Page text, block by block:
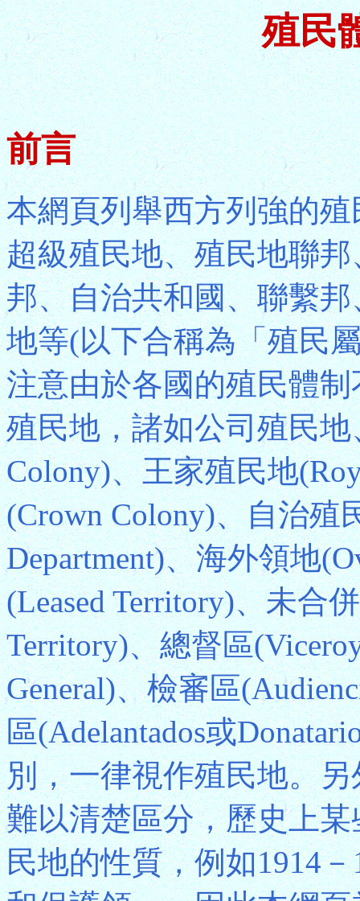
殖民
前言
本網頁列舉西方列強的
超級殖民地、殖民地聯
邦、自治共和國、聯繫
地等(以下合稱為「殖民
注意由於各國的殖民體
殖民地，諸如公司殖民
Colony)、王家殖民地
(Crown Colony)、自治殖
Department)、海外領地
(Leased Territory)、未合
Territory)、總督區
General)、檢審區
區(Adelantados或
別，一律視作殖民地。
難以清楚區分，歷史上
民地的性質，例如1914